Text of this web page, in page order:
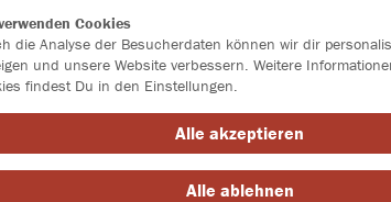
Cookies
die Analyse der Besucherdaten können wir dir
und unsere Website verbessern. Weitere
findest Du in den Einstellungen.
Alle akzeptieren
Alle ablehnen